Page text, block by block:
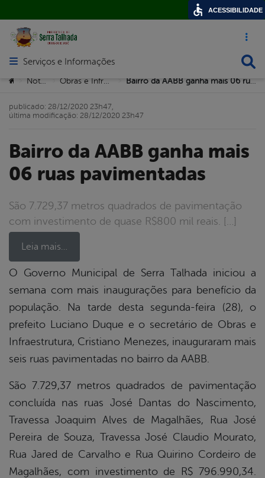
Acesso
Abrir menu principal de navegação
Serviços e Informações
Você está aqui:
> > > Bairro da AABB ganha mais 06 ruas pavimentadas
Bairro da AABB ganha mais
06 ruas pavimentadas
São 7.729,37 metros quadrados de pavimentação
com investimento de quase R$800 mil reais. […]
Leia mais…
publicado: 28/12/2020 23h47,
última modificação: 28/12/2020 23h47
O Governo Municipal de Serra Talhada iniciou a
semana com mais inaugurações para benefício da
população. Na tarde desta segunda-feira (28), o
prefeito Luciano Duque e o secretário de Obras e
Infraestrutura, Cristiano Menezes, inauguraram mais
seis ruas pavimentadas no bairro da AABB.
São 7.729,37 metros quadrados de pavimentação
concluída nas ruas José Dantas do Nascimento,
Travessa Joaquim Alves de Magalhães, Rua José
Pereira de Souza, Travessa José Claudio Mourato,
Rua Jared de Carvalho e Rua Quirino Cordeiro de
Magalhães, com investimento de R$ 796.990,34.
ACESSIBILIDADE